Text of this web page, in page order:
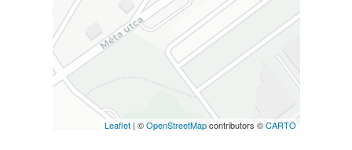
Leaflet| ©OpenStreetMapcontributors ©CARTO